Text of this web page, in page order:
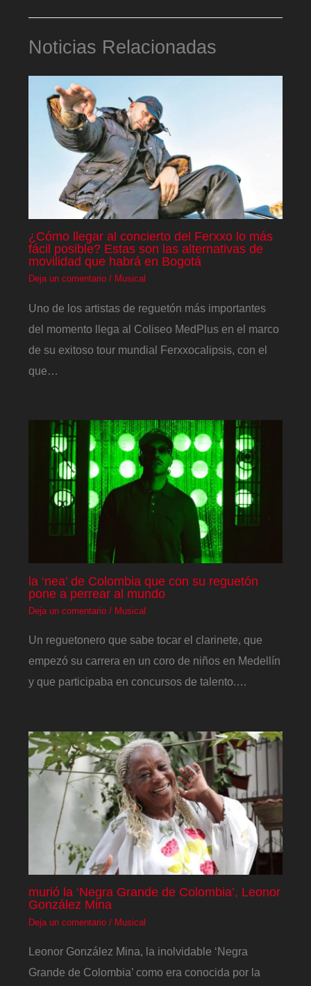
Noticias Relacionadas
¿Cómo llegar al concierto del Ferxxo lo más
fácil posible? Estas son las alternativas de
movilidad que habrá en Bogotá
Deja un comentario / Musical
Uno de los artistas de reguetón más importantes
del momento llega al Coliseo MedPlus en el marco
de su exitoso tour mundial Ferxxocalipsis, con el
que…
la ‘nea’ de Colombia que con su reguetón
pone a perrear al mundo
Deja un comentario / Musical
Un reguetonero que sabe tocar el clarinete, que
empezó su carrera en un coro de niños en Medellín
y que participaba en concursos de talento.…
murió la ‘Negra Grande de Colombia’, Leonor
González Mina
Deja un comentario / Musical
Leonor González Mina, la inolvidable ‘Negra
Grande de Colombia’ como era conocida por la